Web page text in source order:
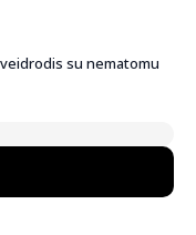
veidrodis su nematomu